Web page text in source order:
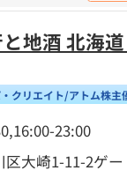
地酒 北海
クリエイト/アトム株主
23:00
区大崎1-11-2ゲ